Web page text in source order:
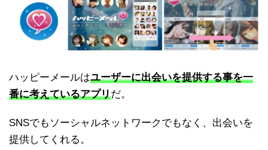
ハッピーメールはユーザーに出会いを提供する事を一
番に考えているアプリだ。
SNSでもソーシャルネットワークでもなく、出会いを
提供してくれる。